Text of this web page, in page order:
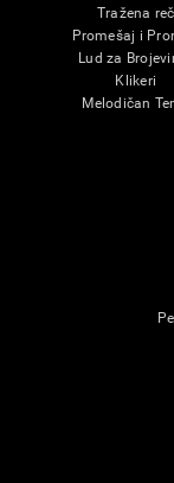
Tražena reč
Promešaj i
Lud za
Klikeri
Melodičan